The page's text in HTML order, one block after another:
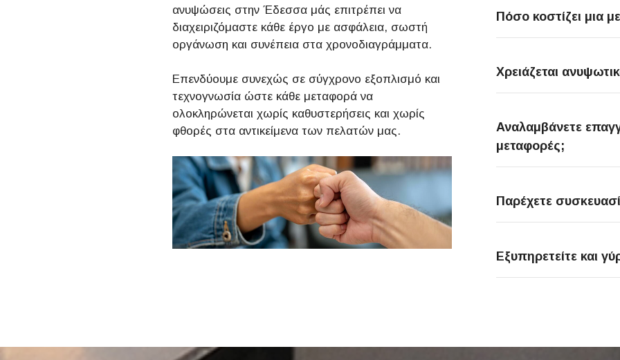
ανυψώσεις στην Έδεσσα μάς επιτρέπει να
διαχειριζόμαστε κάθε έργο με ασφάλεια, σωστή
οργάνωση και συνέπεια στα χρονοδιαγράμματα.
Επενδύουμε συνεχώς σε σύγχρονο εξοπλισμό και
τεχνογνωσία ώστε κάθε μεταφορά να
ολοκληρώνεται χωρίς καθυστερήσεις και χωρίς
φθορές στα αντικείμενα των πελατών μας.
Πόσο κοστίζει μια
Χρειάζεται
Αναλαμβάνετε
μεταφορές;
Παρέχετε
Εξυπηρετείτε και